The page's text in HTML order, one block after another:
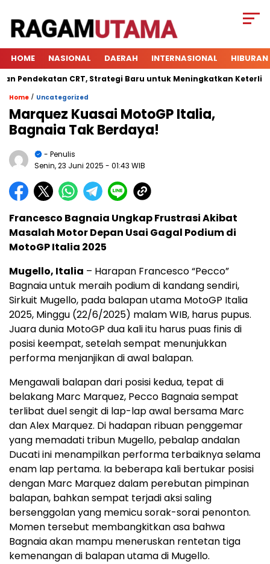
HOME NASIONAL DAERAH INTERNASIONAL HIBURAN
CRT, Strategi Baru untuk Meningkatkan
Home / Uncategorized
Marquez Kuasai MotoGP Italia,
Bagnaia Tak Berdaya!
- Penulis
Senin, 23 Juni 2025 - 01:43 WIB
Francesco Bagnaia Ungkap Frustrasi Akibat
Masalah Motor Depan Usai Gagal Podium di
MotoGP Italia 2025
Mugello, Italia – Harapan Francesco “Pecco”
Bagnaia untuk meraih podium di kandang sendiri,
Sirkuit Mugello, pada balapan utama MotoGP Italia
2025, Minggu (22/6/2025) malam WIB, harus pupus.
Juara dunia MotoGP dua kali itu harus puas finis di
posisi keempat, setelah sempat menunjukkan
performa menjanjikan di awal balapan.
Mengawali balapan dari posisi kedua, tepat di
belakang Marc Marquez, Pecco Bagnaia sempat
terlibat duel sengit di lap-lap awal bersama Marc
dan Alex Marquez. Di hadapan ribuan penggemar
yang memadati tribun Mugello, pebalap andalan
Ducati ini menampilkan performa terbaiknya selama
enam lap pertama. Ia beberapa kali bertukar posisi
dengan Marc Marquez dalam perebutan pimpinan
balapan, bahkan sempat terjadi aksi saling
bersenggolan yang memicu sorak-sorai penonton.
Momen tersebut membangkitkan asa bahwa
Bagnaia akan mampu meneruskan rentetan tiga
kemenangan di balapan utama di Mugello.